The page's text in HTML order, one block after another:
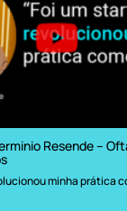
Resende –
minha prática